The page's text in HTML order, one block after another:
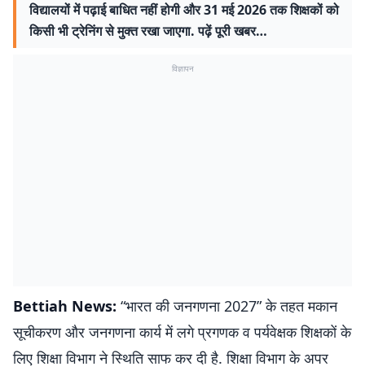
विद्यालयों में पढ़ाई बाधित नहीं होगी और 31 मई 2026 तक शिक्षकों को
किसी भी ट्रेनिंग से मुक्त रखा जाएगा. पढ़ें पूरी खबर…
विज्ञापन
Bettiah News: “भारत की जनगणना 2027” के तहत मकान
सूचीकरण और जनगणना कार्य में लगे प्रगणक व पर्यवेक्षक शिक्षकों के
लिए शिक्षा विभाग ने स्थिति साफ कर दी है. शिक्षा विभाग के अपर